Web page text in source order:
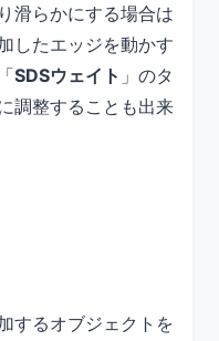
滑らかにする場合は
したエッジを動かす
SDSウェイト 」のタ
調整することも出来
するオブジェクトを